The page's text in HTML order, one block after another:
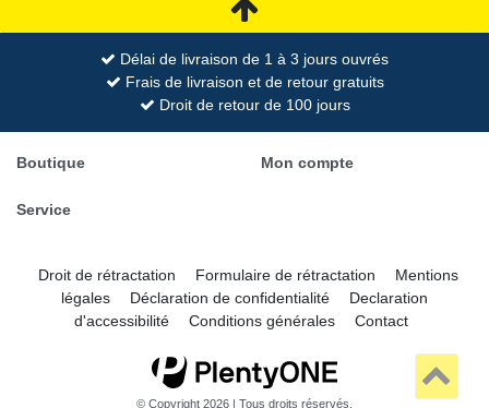
Délai de livraison de 1 à 3 jours ouvrés
Frais de livraison et de retour gratuits
Droit de retour de 100 jours
Boutique Mon compte
Service
Droit de rétractation Formulaire de rétractation
Mentions
légales
Déclaration de confidentialité
Declaration
d'accessibilité
Conditions générales Contact
© Copyright 2026 | Tous droits réservés.